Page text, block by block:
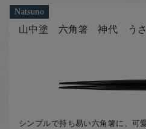
Natsuno
山中塗 六角箸 神代 う
シンプルで持ち易い六角箸に、可